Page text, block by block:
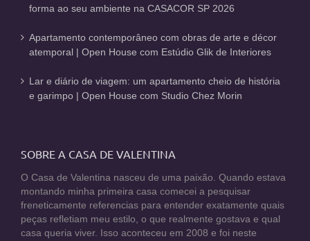
forma ao seu ambiente na CASACOR SP 2026
Apartamento contemporâneo com obras de arte e décor
atemporal | Open House com Estúdio Glik de Interiores
Lar e diário de viagem: um apartamento cheio de história
e garimpo | Open House com Studio Chez Morin
SOBRE A CASA DE VALENTINA
O Casa de Valentina nasceu de uma paixão. Quando estava
montando minha primeira casa comecei a pesquisar
freneticamente referencias para entender exatamente quais
peças refletiam meu estilo, o que realmente gostava e qual
casa queria viver. Isso aconteceu em 2008 e foi neste